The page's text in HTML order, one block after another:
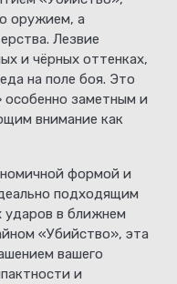
оружием, а
Лезвие
и чёрных оттенках,
на поле боя. Это
заметным и
внимание как
формой и
подходящим
ударов в ближнем
«Убийство», эта
вашего
и